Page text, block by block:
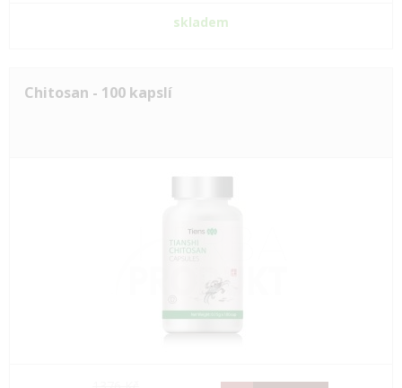
skladem
Chitosan - 100 kapslí